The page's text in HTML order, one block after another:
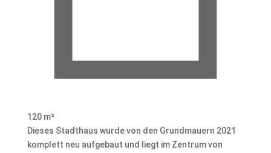
120 m²
Dieses Stadthaus wurde von den Grundmauern 2021
komplett neu aufgebaut und liegt im Zentrum von